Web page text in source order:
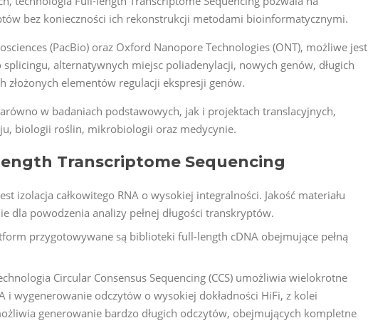
bez konieczności ich rekonstrukcji metodami bioinformatycznymi.
(PacBio) oraz Oxford Nanopore Technologies (ONT), możliwe jest
alternatywnych miejsc poliadenylacji, nowych genów, długich
złożonych elementów regulacji ekspresji genów.
w badaniach podstawowych, jak i projektach translacyjnych,
biologii roślin, mikrobiologii oraz medycynie.
Transcriptome Sequencing
izolacja całkowitego RNA o wysokiej integralności. Jakość materiału
dla powodzenia analizy pełnej długości transkryptów.
przygotowywane są biblioteki full-length cDNA obejmujące pełną
Circular Consensus Sequencing (CCS) umożliwia wielokrotne
i wygenerowanie odczytów o wysokiej dokładności HiFi, z kolei
generowanie bardzo długich odczytów, obejmujących kompletne